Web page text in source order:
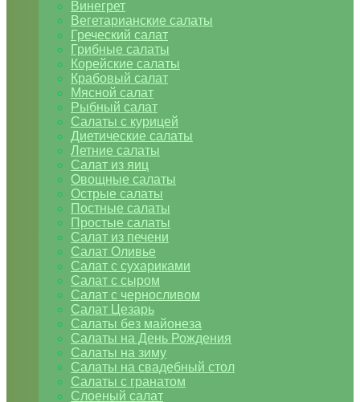
Винегрет
Вегетарианские салаты
Греческий салат
Грибные салаты
Корейские салаты
Крабовый салат
Мясной салат
Рыбный салат
Салаты с курицей
Диетические салаты
Летние салаты
Салат из яиц
Овощные салаты
Острые салаты
Постные салаты
Простые салаты
Салат из печени
Салат Оливье
Салат с сухариками
Салат с сыром
Салат с черносливом
Салат Цезарь
Салаты без майонеза
Салаты на День Рождения
Салаты на зиму
Салаты на свадебный стол
Салаты с гранатом
Слоеный салат